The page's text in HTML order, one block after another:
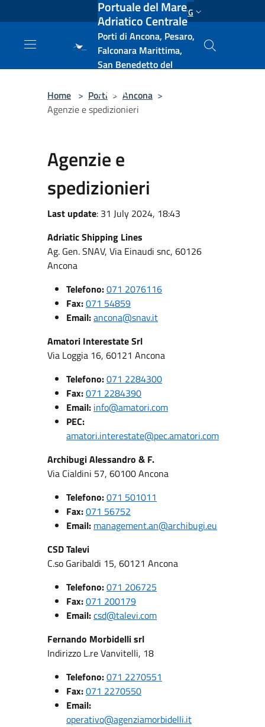
Salta al contenuto principale ENG
Portuale del Mare
Adriatico Centrale
Porti di Ancona, Pesaro,
Falconara Marittima,
San Benedetto del
e Vasto
Home > Porti > Ancona >
Agenzie e spedizionieri
Agenzie e
spedizionieri
Last update: 31 July 2024, 18:43
Adriatic Shipping Lines
Ag. Gen. SNAV, Via Einaudi snc, 60126
Ancona
Telefono:071 2076116
Fax:071 54859
Email:ancona@snav.it
Amatori Interestate Srl
Via Loggia 16, 60121 Ancona
Telefono:071 2284300
Fax:071 2284390
Email: info@amatori.com
PEC:
amatori.interestate@pec.amatori.com
Archibugi Alessandro & F.
Via Cialdini 57, 60100 Ancona
Telefono:071 501011
Fax:071 56752
Email: management.an@archibugi.eu
CSD Talevi
C.so Garibaldi 15, 60121 Ancona
Telefono:071 206725
Fax:071 200179
Email:csd@talevi.com
Fernando Morbidelli srl
Indirizzo L.re Vanvitelli, 18
Telefono:071 2270551
Fax:071 2270550
Email:
operativo@agenziamorbidelli.it